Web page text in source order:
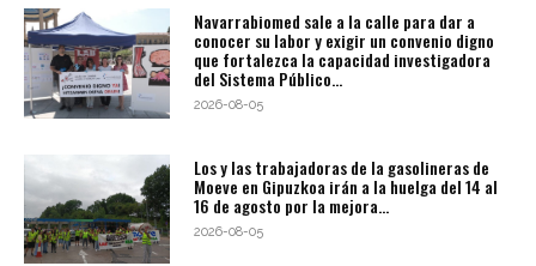
Navarrabiomed sale a la calle para dar a
conocer su labor y exigir un convenio digno
que fortalezca la capacidad investigadora
del Sistema Público...
2026-08-05
Los y las trabajadoras de la gasolineras de
Moeve en Gipuzkoa irán a la huelga del 14 al
16 de agosto por la mejora...
2026-08-05